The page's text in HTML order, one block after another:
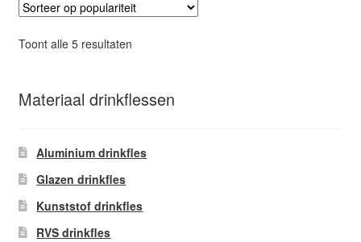
Toont alle 5 resultatenGesorteerd
Materiaal drinkflessen
Aluminium drinkfles
Glazen drinkfles
Kunststof drinkfles
RVS drinkfles